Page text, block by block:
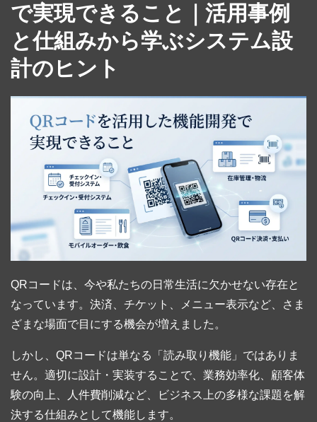
で実現できること｜活用事例
と仕組みから学ぶシステム設
計のヒント
QRコードは、今や私たちの日常生活に欠かせない存在と
なっています。決済、チケット、メニュー表示など、さま
ざまな場面で目にする機会が増えました。
しかし、QRコードは単なる「読み取り機能」ではありま
せん。適切に設計・実装することで、業務効率化、顧客体
験の向上、人件費削減など、ビジネス上の多様な課題を解
決する仕組みとして機能します。